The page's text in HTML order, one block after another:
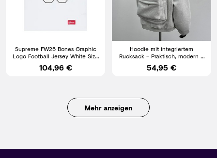
Supreme FW25 Bones Graphic
Logo Football Jersey White Size
S, M, L BRANDNEU
104,96 €
Hoodie mit integriertem
Rucksack – Praktisch, modern &
bequem
54,95 €
Mehr anzeigen